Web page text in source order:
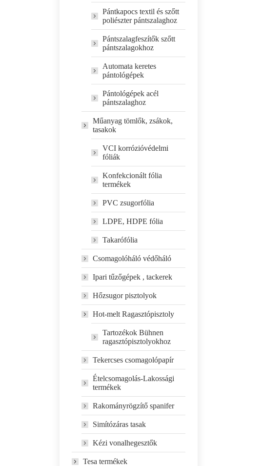
Pántkapocs textil és szőtt
poliészter pántszalaghoz
Pántszalagfeszítők szőtt
pántszalagokhoz
Automata keretes
pántológépek
Pántológépek acél
pántszalaghoz
Műanyag tömlők, zsákok,
tasakok
VCI korrózióvédelmi
fóliák
Konfekcionált fólia
termékek
PVC zsugorfólia
LDPE, HDPE fólia
Takarófólia
Csomagolóháló védőháló
Ipari tűzőgépek , tackerek
Hőzsugor pisztolyok
Hot-melt Ragasztópisztoly
Tartozékok Bühnen
ragasztópisztolyokhoz
Tekercses csomagolópapír
Ételcsomagolás-Lakossági
termékek
Rakományrögzítő spanifer
Simítózáras tasak
Kézi vonalhegesztők
Tesa termékek